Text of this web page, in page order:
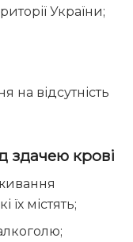
України;
на відсутність
здачею крові
їх містять;